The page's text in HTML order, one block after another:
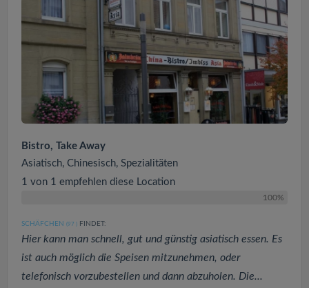
Bistro, Take Away
Asiatisch, Chinesisch, Spezialitäten
1 von 1 empfehlen diese Location
100%
SCHÄFCHEN (97 ) FINDET:
Hier kann man schnell, gut und günstig asiatisch essen. Es
ist auch möglich die Speisen mitzunehmen, oder
telefonisch vorzubestellen und dann abzuholen. Die...